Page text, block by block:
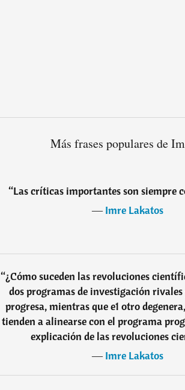
Más frases populares de
“Las críticas importantes son siempre
―Imre Lakatos
“¿Cómo suceden las revoluciones
dos programas de investigación
progresa, mientras que e1 otro
tienden a alinearse con el programa
explicación de las revoluciones
―Imre Lakatos